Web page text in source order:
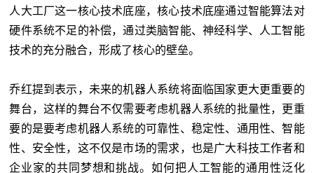
人大工厂这一核心技术底座，核心技术底座通过智能算法对
硬件系统不足的补偿，通过类脑智能、神经科学、人工智能
技术的充分融合，形成了核心的壁垒。
乔红提到表示，未来的机器人系统将面临国家更大更重要的
舞台，这样的舞台不仅需要考虑机器人系统的批量性，更重
要的是要考虑机器人系统的可靠性、稳定性、通用性、智能
性、安全性，这不仅是市场的需求，也是广大科技工作者和
企业家的共同梦想和挑战。如何把人工智能的通用性泛化